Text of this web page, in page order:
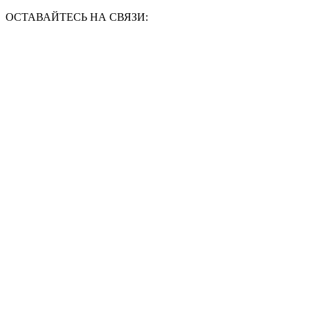
ОСТАВАЙТЕСЬ НА СВЯЗИ: